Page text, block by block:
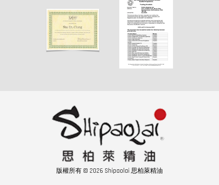
版權所有 © 2026 Shipaolai 思柏萊精油